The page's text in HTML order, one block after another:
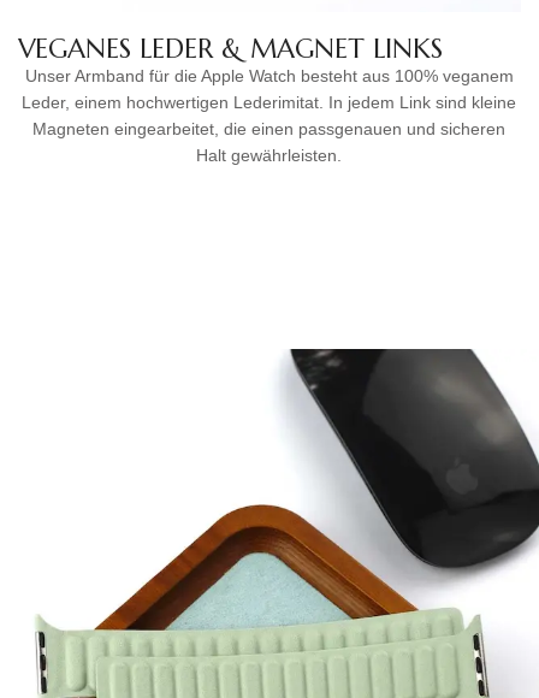
VEGANES LEDER & MAGNET LINKS
Unser Armband für die Apple Watch besteht aus 100% veganem
Leder, einem hochwertigen Lederimitat. In jedem Link sind kleine
Magneten eingearbeitet, die einen passgenauen und sicheren
Halt gewährleisten.